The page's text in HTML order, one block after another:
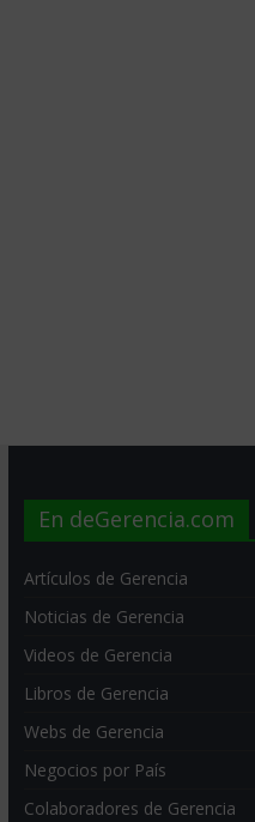
En deGerencia.com
Artículos de Gerencia
Noticias de Gerencia
Videos de Gerencia
Libros de Gerencia
Webs de Gerencia
Negocios por País
Colaboradores de Gerencia